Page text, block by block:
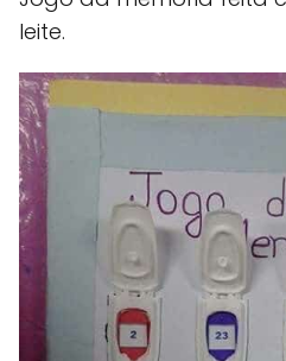
leite.